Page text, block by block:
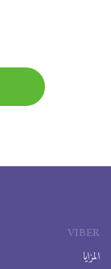
VIBER
المزايا